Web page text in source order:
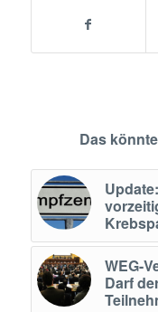
Das
WEG-
Darf